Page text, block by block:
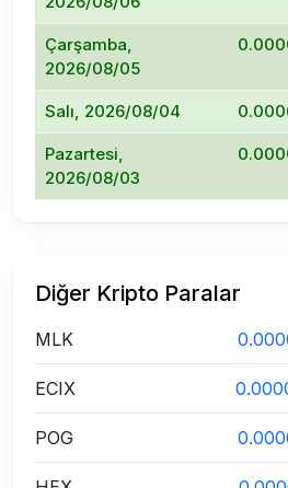
Çarşamba,
2026/08/05
Salı, 2026/08/04
Pazartesi,
2026/08/03
Diğer Kripto Paralar
MLK
ECIX
POG